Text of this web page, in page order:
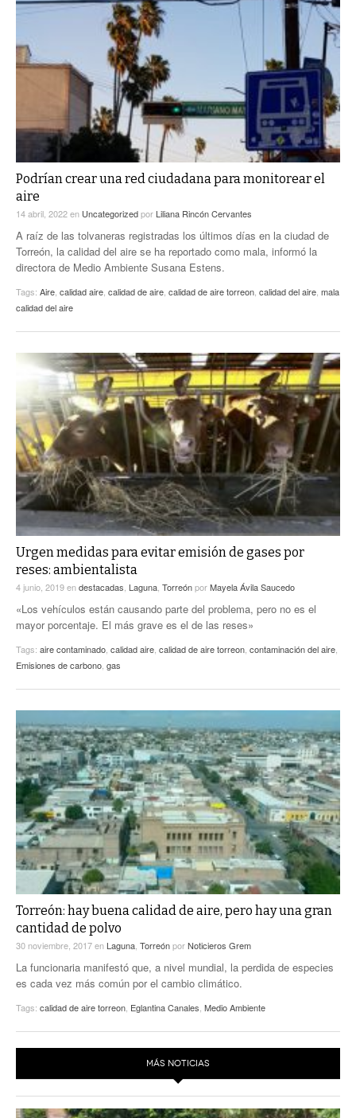
Podrían crear una red ciudadana para monitorear el
aire
14 abril, 2022en Uncategorizedpor Liliana Rincón Cervantes
A raíz de las tolvaneras registradas los últimos días en la ciudad de
Torreón, la calidad del aire se ha reportado como mala, informó la
directora de Medio Ambiente Susana Estens.
Tags: Aire calidad aire calidad de aire calidad de aire torreon calidad del aire mala
calidad del aire
Urgen medidas para evitar emisión de gases por
reses: ambientalista
4 junio, 2019endestacadas, Laguna, TorreónporMayela Ávila Saucedo
«Los vehículos están causando parte del problema, pero no es el
mayor porcentaje. El más grave es el de las reses»
Tags: aire contaminado, calidad aire, calidad de aire torreon, contaminación del aire,
Emisiones de carbono, gas
Torreón: hay buena calidad de aire, pero hay una gran
cantidad de polvo
30 noviembre, 2017en Laguna TorreónporNoticieros Grem
La funcionaria manifestó que, a nivel mundial, la perdida de especies
es cada vez más común por el cambio climático.
Tags: calidad de aire torreon Eglantina Canales Medio Ambiente
MÁS NOTICIAS